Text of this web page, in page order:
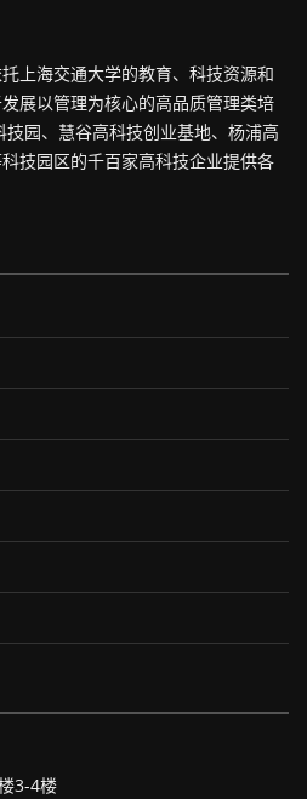
上海交通大学的教育、科技资源和
展以管理为核心的高品质管理类培
园、慧谷高科技创业基地、杨浦高
技园区的千百家高科技企业提供各
3-4楼